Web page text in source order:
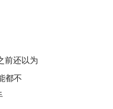
前还以为
都不